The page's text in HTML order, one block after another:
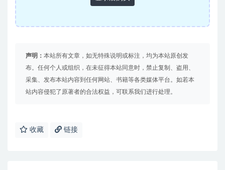
声明： 本站所有文章，如无特殊说明或标注，均为本站原创发
布。任何个人或组织，在未征得本站同意时，禁止复制、盗用、
采集、发布本站内容到任何网站、书籍等各类媒体平台。如若本
站内容侵犯了原著者的合法权益，可联系我们进行处理。
收藏 链接